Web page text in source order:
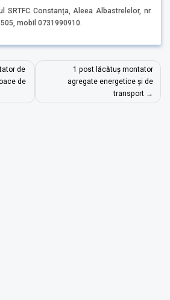
SRTFC Constanța, Aleea Albastrelelor, nr.
mobil 0731990910.
de
de
1 post lăcătuș montator
agregate energetice și de
transport